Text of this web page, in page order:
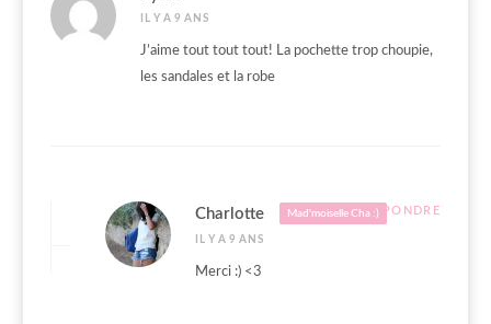
IL Y A 9 ANS
J’aime tout tout tout! La pochette trop choupie,
les sandales et la robe
Charlotte Mad'moiselle Cha :)
IL Y A 9 ANS
RÉPONDRE
Merci :) <3